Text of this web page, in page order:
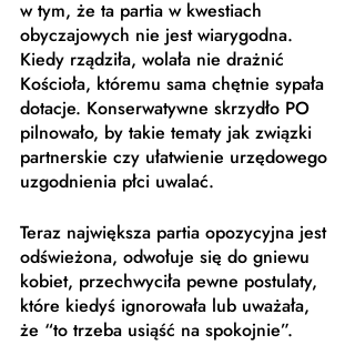
w tym, że ta partia w kwestiach
obyczajowych nie jest wiarygodna.
Kiedy rządziła, wolała nie drażnić
Kościoła, któremu sama chętnie sypała
dotacje. Konserwatywne skrzydło PO
pilnowało, by takie tematy jak związki
partnerskie czy ułatwienie urzędowego
uzgodnienia płci uwalać.
Teraz największa partia opozycyjna jest
odświeżona, odwołuje się do gniewu
kobiet, przechwyciła pewne postulaty,
które kiedyś ignorowała lub uważała,
że “to trzeba usiąść na spokojnie”.